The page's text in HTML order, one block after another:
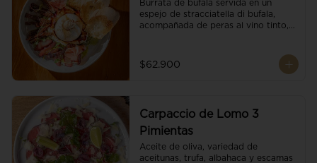
Burrata de bufala servida en un
espejo de stracciatella di bufala,
acompañada de peras al vino tinto,
pesto y reducción de balsámico.
$62.900
Carpaccio de Lomo 3
Pimientas
Aceite de oliva, variedad de
aceitunas, trufa, albahaca y escamas